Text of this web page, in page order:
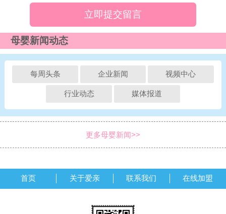
立即提交留言
母婴新闻动态
每周头条 企业新闻 视频中心
行业动态 媒体报道
更多母婴新闻>>
首页 关于爱亲 联系我们 在线加盟